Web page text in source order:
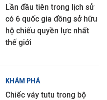
Lần đầu tiên trong lịch sử
có 6 quốc gia đồng sở hữu
hộ chiếu quyền lực nhất
thế giới
KHÁM PHÁ
Chiếc váy tutu trong bộ